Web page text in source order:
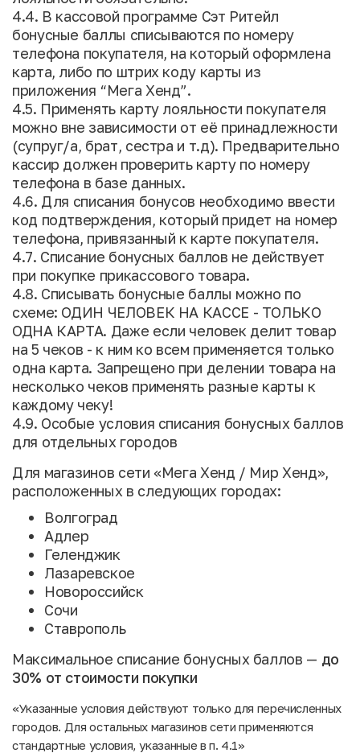
4.4. В кассовой программе Сэт Ритейл
бонусные баллы списываются по номеру
телефона покупателя, на который оформлена
карта, либо по штрих коду карты из
приложения “Мега Хенд”.
4.5. Применять карту лояльности покупателя
можно вне зависимости от её принадлежности
(супруг/а, брат, сестра и т.д). Предварительно
кассир должен проверить карту по номеру
телефона в базе данных.
4.6. Для списания бонусов необходимо ввести
код подтверждения, который придет на номер
телефона, привязанный к карте покупателя.
4.7. Списание бонусных баллов не действует
при покупке прикассового товара.
4.8. Списывать бонусные баллы можно по
схеме: ОДИН ЧЕЛОВЕК НА КАССЕ - ТОЛЬКО
ОДНА КАРТА. Даже если человек делит товар
на 5 чеков - к ним ко всем применяется только
одна карта. Запрещено при делении товара на
несколько чеков применять разные карты к
каждому чеку!
4.9. Особые условия списания бонусных баллов
для отдельных городов
Для магазинов сети «Мега Хенд / Мир Хенд»,
расположенных в следующих городах:
Волгоград
Адлер
Геленджик
Лазаревское
Новороссийск
Сочи
Ставрополь
Максимальное списание бонусных баллов — до
30% от стоимости покупки
«Указанные условия действуют только для перечисленных
городов. Для остальных магазинов сети применяются
стандартные условия, указанные в п. 4.1»